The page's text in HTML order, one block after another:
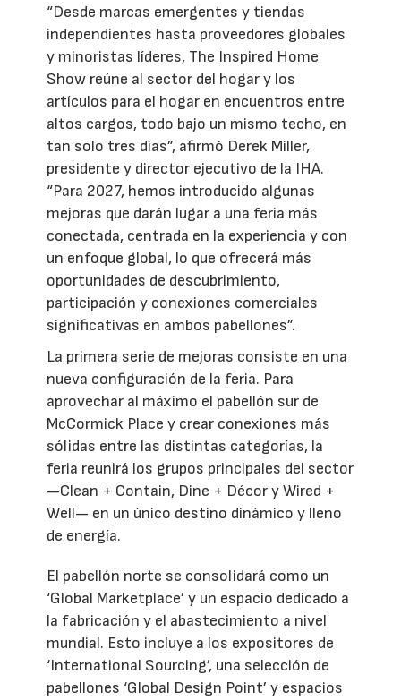
“Desde marcas emergentes y tiendas
independientes hasta proveedores globales
y minoristas líderes, The Inspired Home
Show reúne al sector del hogar y los
artículos para el hogar en encuentros entre
altos cargos, todo bajo un mismo techo, en
tan solo tres días”, afirmó Derek Miller,
presidente y director ejecutivo de la IHA.
“Para 2027, hemos introducido algunas
mejoras que darán lugar a una feria más
conectada, centrada en la experiencia y con
un enfoque global, lo que ofrecerá más
oportunidades de descubrimiento,
participación y conexiones comerciales
significativas en ambos pabellones”.
La primera serie de mejoras consiste en una
nueva configuración de la feria. Para
aprovechar al máximo el pabellón sur de
McCormick Place y crear conexiones más
sólidas entre las distintas categorías, la
feria reunirá los grupos principales del sector
—Clean + Contain, Dine + Décor y Wired +
Well— en un único destino dinámico y lleno
de energía.
El pabellón norte se consolidará como un
‘Global Marketplace’ y un espacio dedicado a
la fabricación y el abastecimiento a nivel
mundial. Esto incluye a los expositores de
‘International Sourcing’, una selección de
pabellones ‘Global Design Point’ y espacios